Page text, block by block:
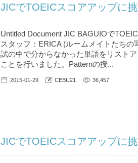
JICでTOEICスコアアップに
Untitled Document JIC BAGUIOで
スタッフ：ERICA (ルームメイトたち
試の中で分からなかった単語をリスト
ことを行いました。Patternの授...
2015-01-29 CEBU21 36,457
JICでTOEICスコアアップに